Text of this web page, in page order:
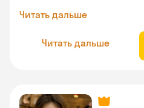
Читать дальше
Читать дальше